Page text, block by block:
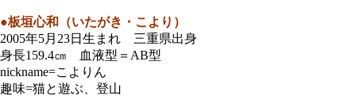
●板垣心和（いたがき・こより）
2005年5月23日生まれ 三重県出身
身長159.4㎝ 血液型＝AB型
nickname=こよりん
趣味=猫と遊ぶ、登山